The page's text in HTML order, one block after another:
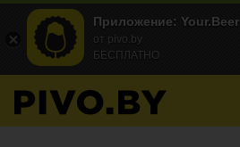
Приложение: Your.Beer
от pivo.by
БЕСПЛАТНО